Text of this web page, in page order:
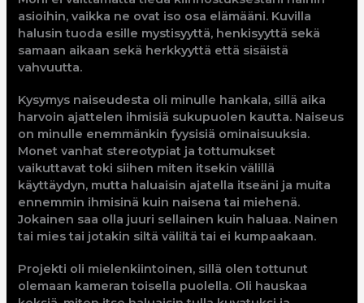
asioihin, vaikka ne ovat iso osa elämääni. Kuvilla
halusin tuoda esille mystisyyttä, henkisyyttä sekä
samaan aikaan sekä herkkyyttä että sisäistä
vahvuutta.
Kysymys naiseudesta oli minulle hankala, sillä aika
harvoin ajattelen ihmisiä sukupuolen kautta. Naiseus
on minulle enemmänkin fyysisiä ominaisuuksia.
Monet vanhat stereotypiat ja tottumukset
vaikuttavat toki siihen miten itsekin välillä
käyttäydyn, mutta haluaisin ajatella itseäni ja muita
ennemmin ihmisinä kuin naisena tai miehenä.
Jokainen saa olla juuri sellainen kuin haluaa. Nainen
tai mies tai jotakin siltä väliltä tai ei kumpaakaan.
Projekti oli mielenkiintoinen, sillä olen tottunut
olemaan kameran toisella puolella. Oli hauskaa